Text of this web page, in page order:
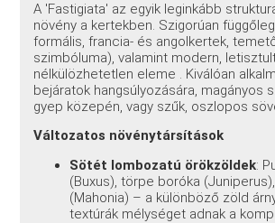
A 'Fastigiata' az egyik leginkább
növény a kertekben. Szigorúan
formális, francia- és angolkertek,
szimbóluma), valamint modern,
nélkülözhetetlen eleme . Kiválóan
bejáratok hangsúlyozására, magányos
gyep közepén, vagy szűk, oszlopos
Változatos növénytársítások
Sötét lombozatú örökzöldek:
(Buxus), törpe boróka
(Mahonia) – a különböző zöld
textúrák mélységet adnak a